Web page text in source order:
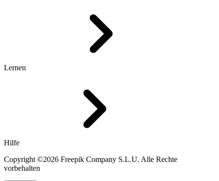
Lernen
Hilfe
Copyright ©2026 Freepik Company S.L.U. Alle Rechte
vorbehalten